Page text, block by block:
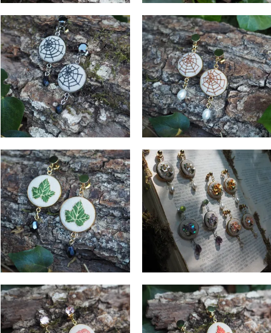
Nuit Entoilée
Boucles d'Oreilles
39€
Fil d’Ombre
Boucles d'Oreilles
39€
Clarté des Lierres
Boucles d'Oreilles
42€
Fleurs de Rosée
Boucles d'Oreilles
42€
Cœur de Pétale Feuille de Braise